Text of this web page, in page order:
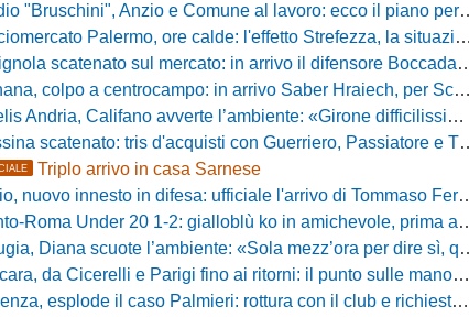
"Bruschini", Anzio e Comune al lavoro: ecco il piano per far rientrare i tifosi
Palermo, ore calde: l'effetto Strefezza, la situazione Segre e i nomi per l'attacco
scatenato sul mercato: in arrivo il difensore Boccadamo a titolo temporaneo
colpo a centrocampo: in arrivo Saber Hraiech, per Scappini si attende l'accordo
Califano avverte l’ambiente: «Girone difficilissimo, affascinante e bellissimo: non prometto risultati»
scatenato: tris d'acquisti con Guerriero, Passiatore e Theodore
Triplo arrivo in casa Sarnese
nuovo innesto in difesa: ufficiale l'arrivo di Tommaso Ferraro
Roma Under 20 1-2: gialloblù ko in amichevole, prima apparizione per Caia
Diana scuote l’ambiente: «Sola mezz’ora per dire sì, qui per costruire una squadra da livello»
da Cicerelli e Parigi fino ai ritorni: il punto sulle manovre del Delfino
esplode il caso Palmieri: rottura con il club e richiesta di cessione